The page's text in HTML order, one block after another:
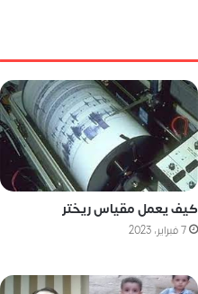
كيف يعمل مقياس ريختر
7 فبراير، 2023